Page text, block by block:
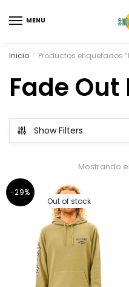
MENU
Inicio / Productos etiquetados
Fade Out
Show Filters
Mostrando
-29%
Out of stock